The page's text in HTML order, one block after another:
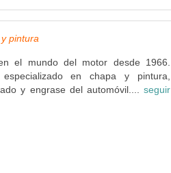
pintura
el mundo del motor desde 1966.
especializado en chapa y pintura,
y engrase del automóvil.... seguir